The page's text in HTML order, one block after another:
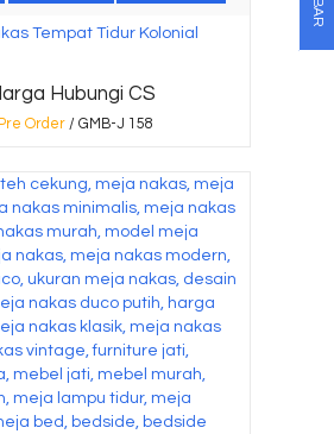
Tempat Tidur Kolonial
Hubungi CS
Pre Order/ GMB-J 158